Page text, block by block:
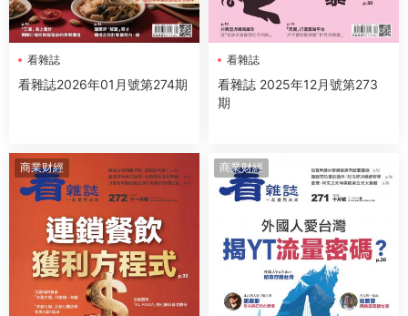
看雜誌
看雜誌2026年01月號第274期
看雜誌
看雜誌 2025年12月號第273
期
商業财經 商業财經